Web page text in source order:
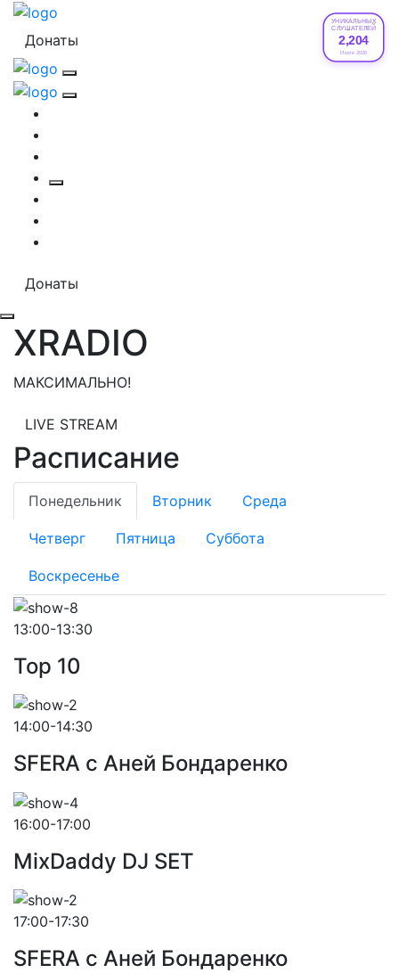
УНИКАЛЬНЫХ
СЛУШАТЕЛЕЙ
2,204
Июле 2026
Донаты
Донаты
XRADIO
МАКСИМАЛЬНО!
LIVE STREAM
Расписание
Понедельник Вторник Среда
Четверг Пятница Суббота
Воскресенье
13:00-13:30
Top 10
14:00-14:30
SFERA с Аней Бондаренко
16:00-17:00
MixDaddy DJ SET
17:00-17:30
SFERA с Аней Бондаренко